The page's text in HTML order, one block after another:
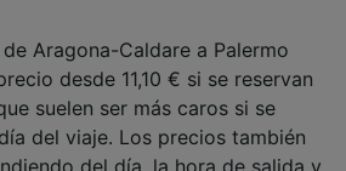
Aragona-Caldare a Palermo
desde 11,10 € si se reservan
suelen ser más caros si se
del viaje. Los precios también